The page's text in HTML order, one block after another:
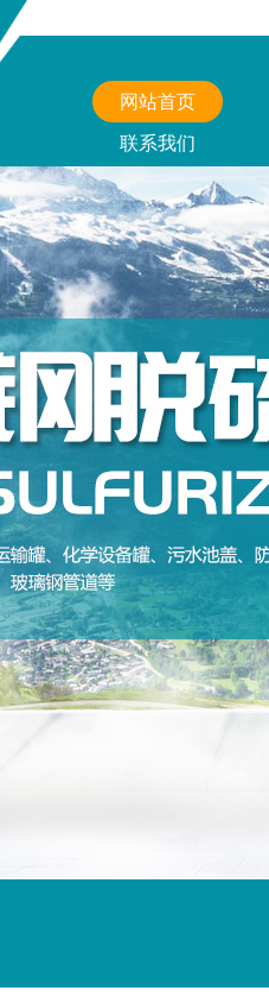
网站首页
联系我们